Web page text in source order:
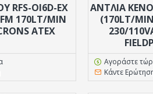
RFS-OI6D-EX
170LT/MIN
ATEX
ΑΝΤΛΙΑ
(170LT/
230/
Αγοράστε
Κάντε